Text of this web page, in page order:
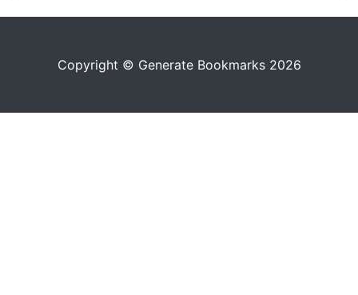
Copyright © Generate Bookmarks 2026